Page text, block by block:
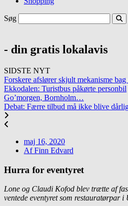
Søg
- din gratis lokalavis
SIDSTE NYT
Forskere afslører skjult mekanisme
Ekkodalen: Turistbus påkørte personbil
Go’morgen, Bornholm…
Debat: Færre tilbud må ikke blive
maj 16, 2020
AfFinn Edvard
Hurra for eventyret
Lone og Claudi Kofod blev trætte af
ventede eventyret som restauratørpar